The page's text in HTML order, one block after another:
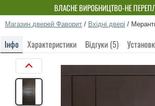
ВЛАСНЕ ВИРОБНИЦТВО-НЕ
Магазин дверей Фаворит / Вхідні двері /
Інфо Характеристики Відгуки (5)